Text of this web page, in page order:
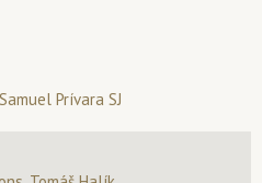
Prívara SJ